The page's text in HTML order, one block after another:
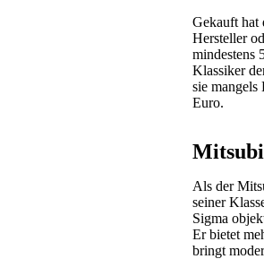
Gekauft hat
Hersteller
mindestens
Klassiker
sie
Euro.
Als der
seiner
Sigma
Er bietet
bringt